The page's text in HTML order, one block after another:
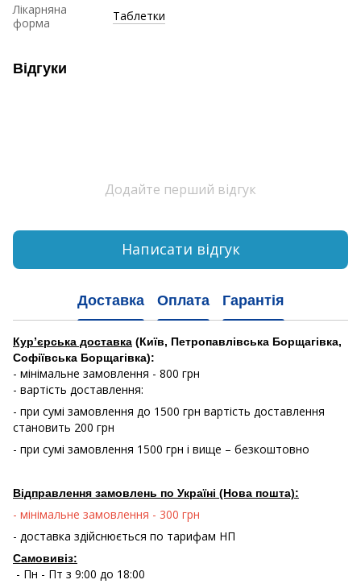
Лікарняна
форма
Таблетки
Відгуки
Додайте перший відгук
Написати відгук
Доставка Оплата Гарантія
Кур’єрська доставка (Київ, Петропавлівська Борщагівка,
Софіївська Борщагівка):
- мінімальне замовлення - 800 грн
- вартість доставлення:
- при сумі замовлення до 1500 грн вартість доставлення
становить 200 грн
- при сумі замовлення 1500 грн і вище – безкоштовно
Відправлення замовлень по Україні (Нова пошта):
- мінімальне замовлення - 300 грн
- доставка здійснюється по тарифам НП
Самовивіз:
- Пн - Пт з 9:00 до 18:00